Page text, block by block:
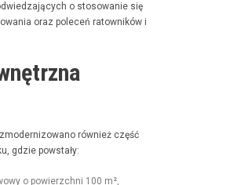
o stosowanie się
oraz pole­ceń ratown­ików i
również część
gdzie powstały:
o powierzch­ni 100 m²,